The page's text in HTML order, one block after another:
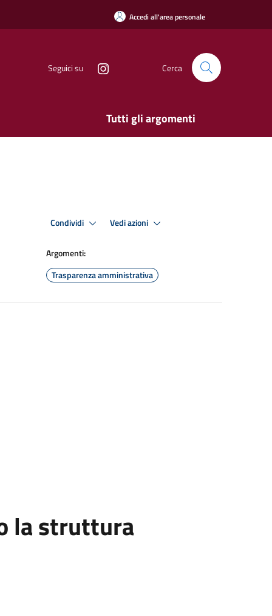
Accedi all'area personale
Seguici su Cerca
Tutti gli argomenti
Condividi Vedi azioni
Argomenti:
Trasparenza amministrativa
la struttura